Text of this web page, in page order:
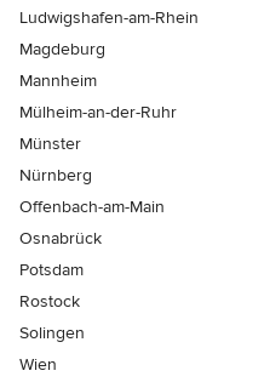
Ludwigshafen-am-Rhein
Magdeburg
Mannheim
Mülheim-an-der-Ruhr
Münster
Nürnberg
Offenbach-am-Main
Osnabrück
Potsdam
Rostock
Solingen
Wien